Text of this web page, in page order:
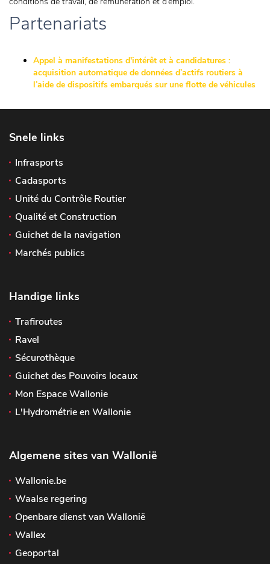
Partenariats
Appel à manifestations d'intérêt et à candidatures :
acquisition automatique de données d’actifs routiers à
l’aide de dispositifs embarqués sur une flotte de véhicules
Snele links
Infrasports
Cadasports
Unité du Contrôle Routier
Qualité et Construction
Guichet de la navigation
Marchés publics
Handige links
Trafiroutes
Ravel
Sécurothèque
Guichet des Pouvoirs locaux
Mon Espace Wallonie
L'Hydrométrie en Wallonie
Algemene sites van Wallonië
Wallonie.be
Waalse regering
Openbare dienst van Wallonië
Wallex
Geoportal